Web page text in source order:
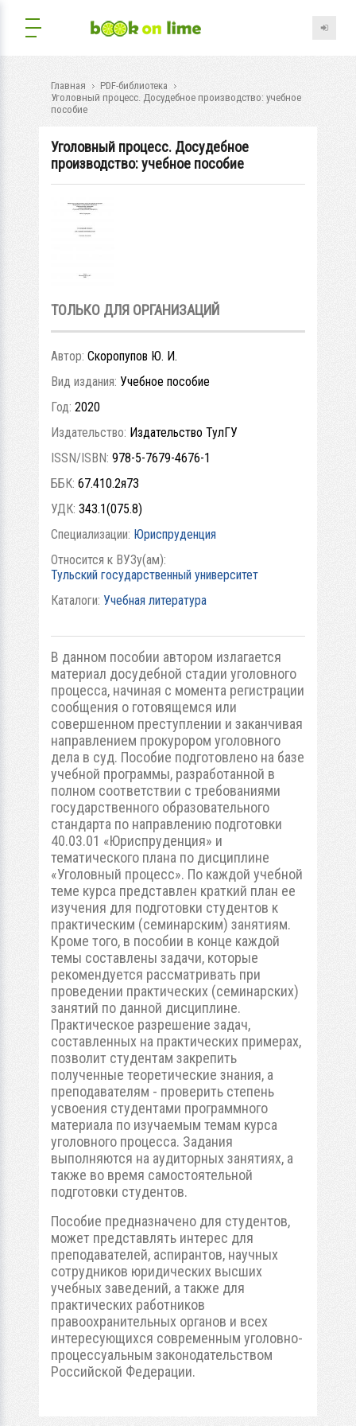
Главная
PDF-библиотека
Уголовный процесс. Досудебное производство: учебное
пособие
Уголовный процесс. Досудебное
производство: учебное пособие
ТОЛЬКО ДЛЯ ОРГАНИЗАЦИЙ
Автор: Скоропупов Ю. И.
Вид издания: Учебное пособие
Год: 2020
Издательство: Издательство ТулГУ
ISSN/ISBN: 978-5-7679-4676-1
ББК: 67.410.2я73
УДК: 343.1(075.8)
Специализации: Юриспруденция
Относится к ВУЗу(ам):
Тульский государственный университет
Каталоги: Учебная литература
В данном пособии автором излагается
материал досудебной стадии уголовного
процесса, начиная с момента регистрации
сообщения о готовящемся или
совершенном преступлении и заканчивая
направлением прокурором уголовного
дела в суд. Пособие подготовлено на базе
учебной программы, разработанной в
полном соответствии с требованиями
государственного образовательного
стандарта по направлению подготовки
40.03.01 «Юриспруденция» и
тематического плана по дисциплине
«Уголовный процесс». По каждой учебной
теме курса представлен краткий план ее
изучения для подготовки студентов к
практическим (семинарским) занятиям.
Кроме того, в пособии в конце каждой
темы составлены задачи, которые
рекомендуется рассматривать при
проведении практических (семинарских)
занятий по данной дисциплине.
Практическое разрешение задач,
составленных на практических примерах,
позволит студентам закрепить
полученные теоретические знания, а
преподавателям - проверить степень
усвоения студентами программного
материала по изучаемым темам курса
уголовного процесса. Задания
выполняются на аудиторных занятиях, а
также во время самостоятельной
подготовки студентов.
Пособие предназначено для студентов,
может представлять интерес для
преподавателей, аспирантов, научных
сотрудников юридических высших
учебных заведений, а также для
практических работников
правоохранительных органов и всех
интересующихся современным уголовно-
процессуальным законодательством
Российской Федерации.